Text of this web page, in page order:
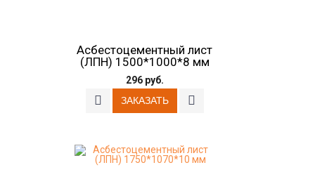
Асбестоцементный лист
(ЛПН) 1500*1000*8 мм
296 руб.